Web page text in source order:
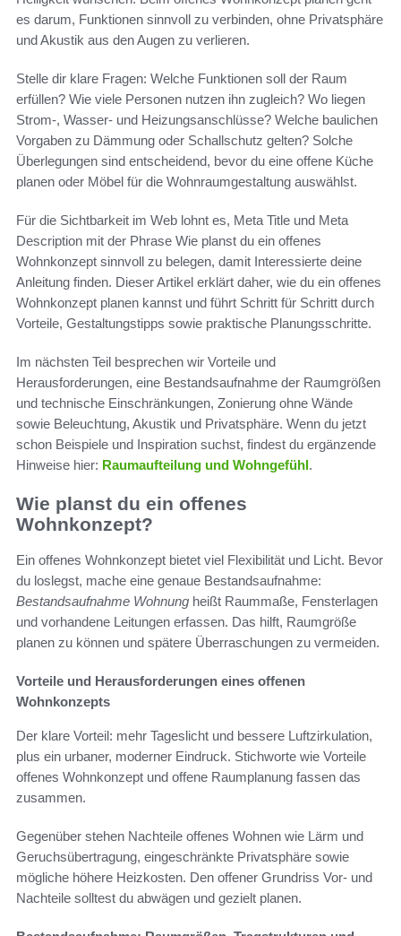
es darum, Funktionen sinnvoll zu verbinden, ohne Privatsphäre
und Akustik aus den Augen zu verlieren.
Stelle dir klare Fragen: Welche Funktionen soll der Raum
erfüllen? Wie viele Personen nutzen ihn zugleich? Wo liegen
Strom-, Wasser- und Heizungsanschlüsse? Welche baulichen
Vorgaben zu Dämmung oder Schallschutz gelten? Solche
Überlegungen sind entscheidend, bevor du eine offene Küche
planen oder Möbel für die Wohnraumgestaltung auswählst.
Für die Sichtbarkeit im Web lohnt es, Meta Title und Meta
Description mit der Phrase Wie planst du ein offenes
Wohnkonzept sinnvoll zu belegen, damit Interessierte deine
Anleitung finden. Dieser Artikel erklärt daher, wie du ein offenes
Wohnkonzept planen kannst und führt Schritt für Schritt durch
Vorteile, Gestaltungstipps sowie praktische Planungsschritte.
Im nächsten Teil besprechen wir Vorteile und
Herausforderungen, eine Bestandsaufnahme der Raumgrößen
und technische Einschränkungen, Zonierung ohne Wände
sowie Beleuchtung, Akustik und Privatsphäre. Wenn du jetzt
schon Beispiele und Inspiration suchst, findest du ergänzende
Hinweise hier: Raumaufteilung und Wohngefühl.
Wie planst du ein offenes
Wohnkonzept?
Ein offenes Wohnkonzept bietet viel Flexibilität und Licht. Bevor
du loslegst, mache eine genaue Bestandsaufnahme:
Bestandsaufnahme Wohnung heißt Raummaße, Fensterlagen
und vorhandene Leitungen erfassen. Das hilft, Raumgröße
planen zu können und spätere Überraschungen zu vermeiden.
Vorteile und Herausforderungen eines offenen
Wohnkonzepts
Der klare Vorteil: mehr Tageslicht und bessere Luftzirkulation,
plus ein urbaner, moderner Eindruck. Stichworte wie Vorteile
offenes Wohnkonzept und offene Raumplanung fassen das
zusammen.
Gegenüber stehen Nachteile offenes Wohnen wie Lärm und
Geruchsübertragung, eingeschränkte Privatsphäre sowie
mögliche höhere Heizkosten. Den offener Grundriss Vor- und
Nachteile solltest du abwägen und gezielt planen.